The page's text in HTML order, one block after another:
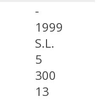
-
1999
S.L.
5
300
13